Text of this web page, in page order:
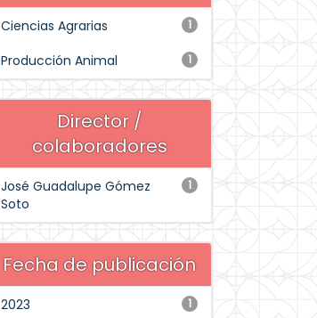
1
Ciencias Agrarias
1
Producción Animal
Director /
colaboradores
1
José Guadalupe Gómez
Soto
Fecha de publicación
1
2023